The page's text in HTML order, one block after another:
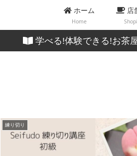
ホーム
Home
店
学べる!体験できる!お茶
練り切り